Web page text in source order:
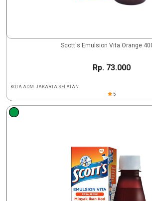
Scott's Emulsion Vita Orange
Rp. 73.000
KOTA ADM. JAKARTA SELATAN
5